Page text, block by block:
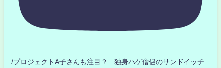
/プロジェクトA子さんも注目？ 独身ハゲ僧侶のサンドイッチ